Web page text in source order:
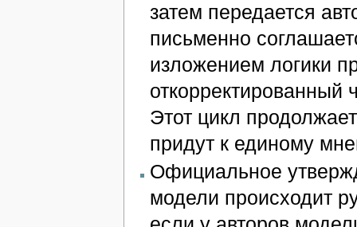
затем передается
письменно
изложением логики
откорректированный
Этот цикл
придут к единому
Официальное
модели происходит